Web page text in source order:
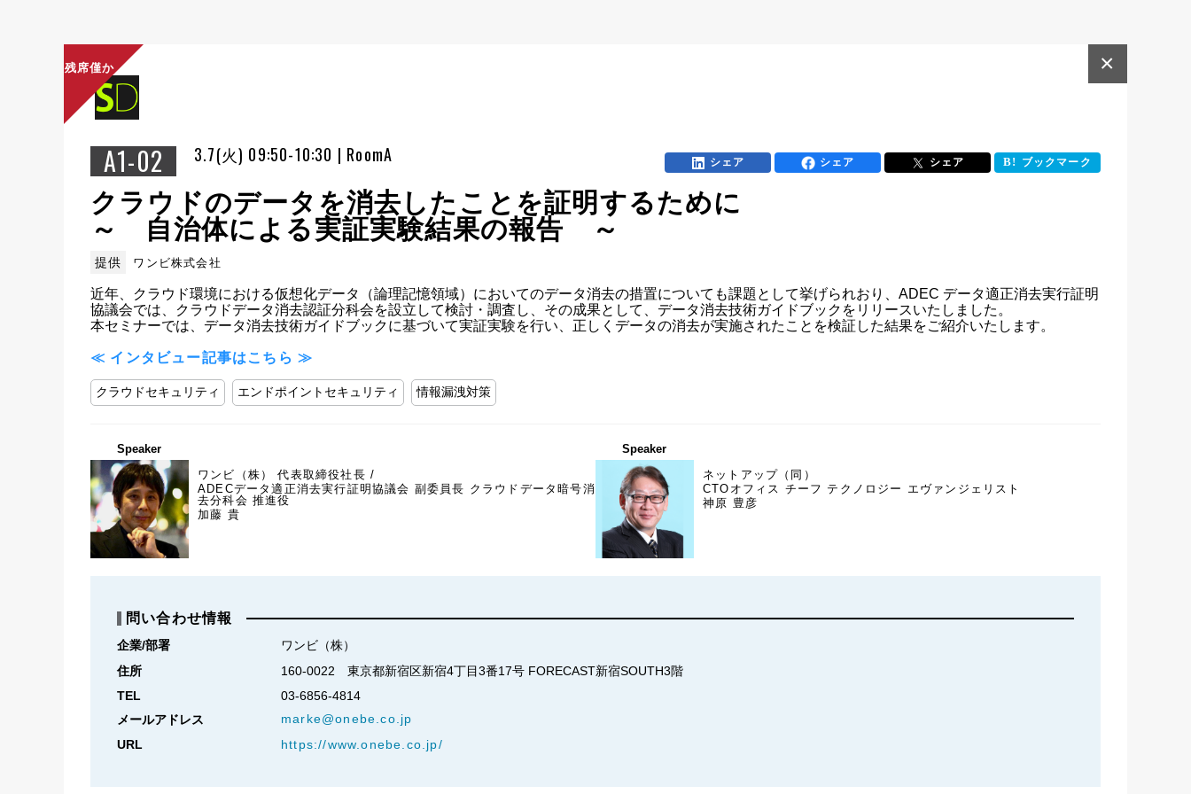
A1-02 3.7(火) 09:50-10:30 | RoomA
×
シェア シェア シェア ブックマーク
残席僅か
クラウドのデータを消去したことを証明するために
～ 自治体による実証実験結果の報告 ～
提供 ワンビ株式会社
近年、クラウド環境における仮想化データ（論理記憶領域）においてのデータ消去の措置についても課題として挙げられおり、ADEC データ適正消去実行証明
協議会では、クラウドデータ消去認証分科会を設立して検討・調査し、その成果として、データ消去技術ガイドブックをリリースいたしました。
本セミナーでは、データ消去技術ガイドブックに基づいて実証実験を行い、正しくデータの消去が実施されたことを検証した結果をご紹介いたします。
≪ インタビュー記事はこちら ≫
クラウドセキュリティ エンドポイントセキュリティ 情報漏洩対策
Speaker
ワンビ（株） 代表取締役社長 /
ADECデータ適正消去実行証明協議会 副委員長 クラウドデータ暗号消
去分科会 推進役
加藤 貴
Speaker
ネットアップ（同）
CTOオフィス チーフ テクノロジー エヴァンジェリスト
神原 豊彦
問い合わせ情報
企業/部署
ワンビ（株）
住所
160-0022　東京都新宿区新宿4丁目3番17号 FORECAST新宿SOUTH3階
TEL
03-6856-4814
メールアドレス
marke@onebe.co.jp
URL
https://www.onebe.co.jp/